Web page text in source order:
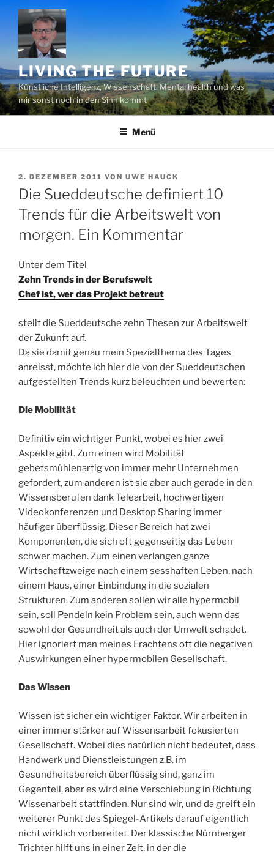
Zum
Inhalt
springen
LIVING THE FUTURE
Künstliche Intelligenz, Wissenschaft, Mental health und was
mir sonst noch in den Sinn kommt
Menü
VERÖFFENTLICHT
AM
2. DEZEMBER 2011 VON UWE HAUCK
Die Sueddeutsche definiert 10
Trends für die Arbeitswelt von
morgen. Ein Kommentar
Unter dem Titel
Zehn Trends in der Berufswelt
Chef ist, wer das Projekt betreut
stellt die Sueddeutsche zehn Thesen zur Arbeitswelt
der Zukunft auf.
Da sie damit genau mein Spezialthema des Tages
anreisst, möchte ich hier die von der Sueddeutschen
aufgestellten Trends kurz beleuchten und bewerten:
Die Mobilität
Definitiv ein wichtiger Punkt, wobei es hier zwei
Aspekte gibt. Zum einen wird Mobilität
gebetsmühlenartig von immer mehr Unternehmen
gefordert, zum anderen ist sie aber auch gerade in den
Wissensberufen dank Telearbeit, hochwertigen
Videokonferenzen und Desktop Sharing immer
häufiger überflüssig. Dieser Bereich hat zwei
Komponenten, die sich oft gegenseitig das Leben
schwer machen. Zum einen verlangen ganze
Wirtschaftzweige nach einem sesshaften Leben, nach
einem Haus, einer Einbindung in die sozialen
Strukturen. Zum anderen sollen wir alle hypermobil
sein, soll Pendeln kein Problem sein, auch wenn das
sowohl der Gesundheit als auch der Umwelt schadet.
Hier ignoriert man meines Erachtens oft die negativen
Auswirkungen einer hypermobilen Gesellschaft.
Das Wissen
Wissen ist sicher ein wichtiger Faktor. Wir arbeiten in
einer immer stärker auf Wissensarbeit fokusierten
Gesellschaft. Wobei dies natürlich nicht bedeutet, dass
Handwerk und Dienstleistungen z.B. im
Gesundheitsbereich überflüssig sind, ganz im
Gegenteil, aber es wird eine Verschiebung in Richtung
Wissenarbeit stattfinden. Nur sind wir, und da greift ein
weiterer Punkt des Spiegel-Artikels darauf eigentlich
nicht wirklich vorbereitet. Der klassische Nürnberger
Trichter hilft uns in einer Zeit, in der die